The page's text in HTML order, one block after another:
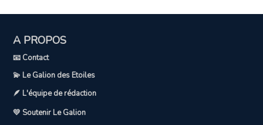
A PROPOS
📧 Contact
💫 Le Galion des Etoiles
🪶 L'équipe de rédaction
💛 Soutenir Le Galion